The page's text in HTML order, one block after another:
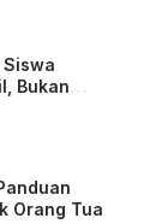
Bukan
Orang Tua